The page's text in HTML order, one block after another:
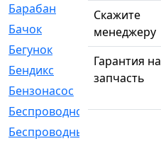
Барабан
[5]
Бачок
[40]
Бегунок
[21]
Бендикс
[26]
Бензонасос
Беспроводное
[2]
Беспроводные
Скажите
менеджеру
Гарантия на
запчасть